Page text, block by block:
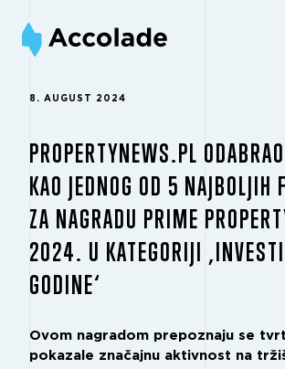
8. AUGUST 2024
PROPERTYNEWS.PL
KAO JEDNOG OD 5 NAJBOLJIH
ZA NAGRADU PRIME
2024. U KATEGORIJI
GODINE‘
Ovom nagradom prepoznaju se
pokazale značajnu aktivnost na